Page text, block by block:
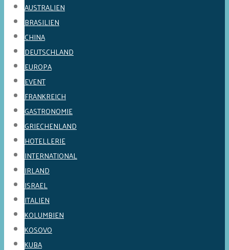
AUSTRALIEN
BRASILIEN
CHINA
DEUTSCHLAND
EUROPA
EVENT
FRANKREICH
GASTRONOMIE
GRIECHENLAND
HOTELLERIE
INTERNATIONAL
IRLAND
ISRAEL
ITALIEN
KOLUMBIEN
KOSOVO
KUBA